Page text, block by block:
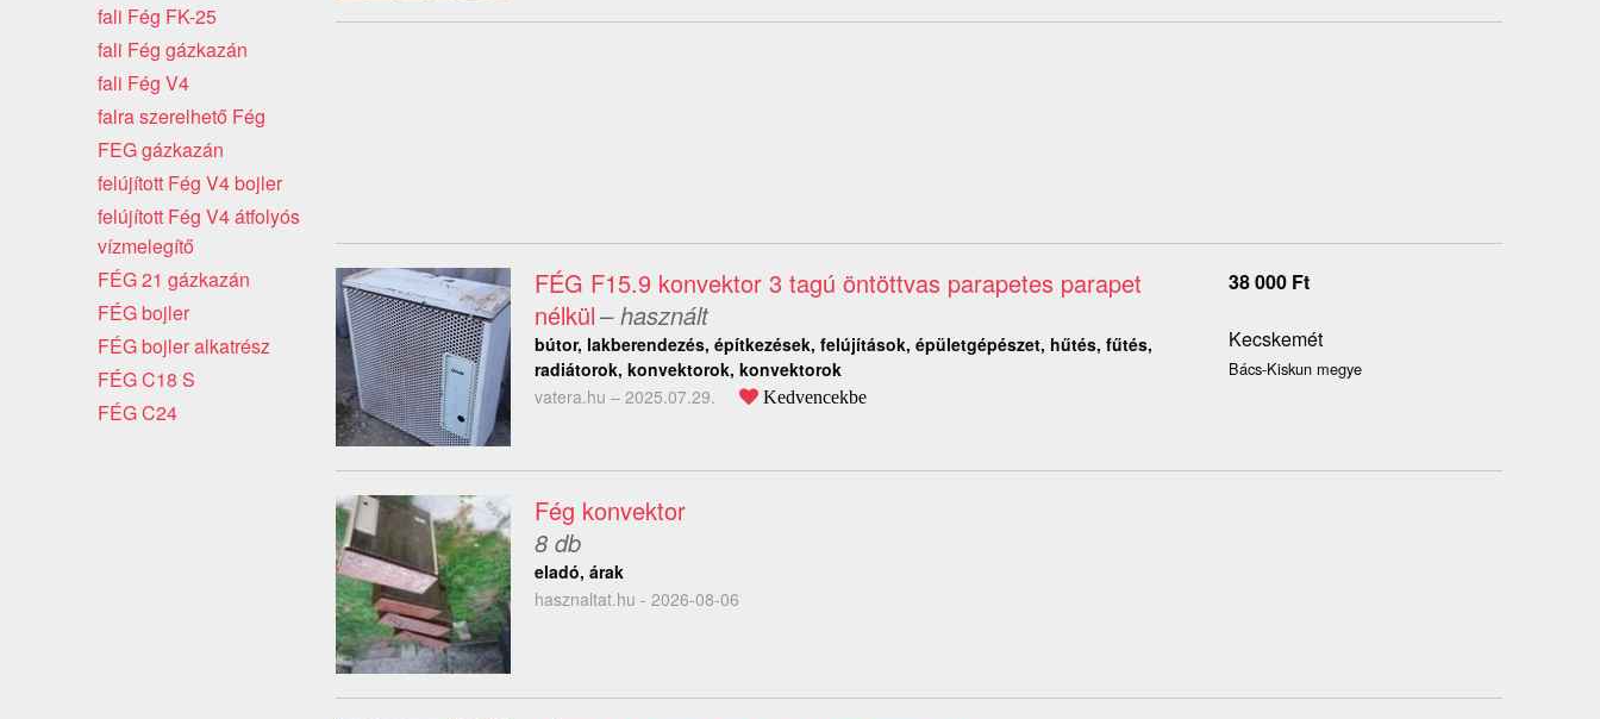
FÉG F15.9 konvektor 3 tagú öntöttvas parapetes parapet
nélkül– használt
bútor, lakberendezés, építkezések, felújítások, épületgépészet, hűtés, fűtés,
radiátorok, konvektorok, konvektorok
vatera.hu – 2025.07.29. Kedvencekbe
38 000 Ft
Kecskemét
Bács-Kiskun megye
Fég konvektor
8 db
eladó, árak
hasznaltat.hu - 2026-08-06
fali Fég FK-25
fali Fég gázkazán
fali Fég V4
falra szerelhető Fég
FEG gázkazán
felújított Fég V4 bojler
felújított Fég V4 átfolyós
vízmelegítő
FÉG 21 gázkazán
FÉG bojler
FÉG bojler alkatrész
FÉG C18 S
FÉG C24